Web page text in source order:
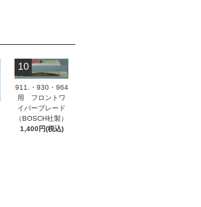
10
911.・930・964
用 フロントワ
イパーブレード
（BOSCH社製）
1,400円(税込)